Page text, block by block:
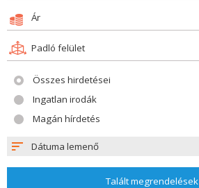
Ár
Padló felület
Összes hirdetései
Ingatlan irodák
Magán hírdetés
Dátuma lemenő
Talált megrendelések